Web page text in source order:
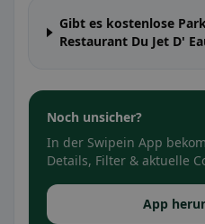
Gibt es kostenlose
Restaurant Du Jet D'
Noch unsicher?
In der Swipein App
Details, Filter & aktuelle
App